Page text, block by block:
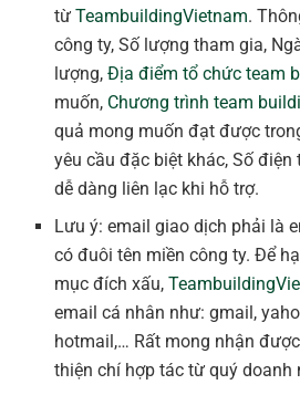
từTeambuildingVietnam.
công ty, Số lượng tham gia,
lượng,Địa điểm tổ chức team
muốn, Chương trình team
quả mong muốn đạt được
yêu cầu đặc biệt khác, Số
dễ dàng liên lạc khi hỗ trợ.
Lưu ý: email giao dịch phải là
có đuôi tên miền công ty. Để
mục đích xấu,
email cá nhân như: gmail,
hotmail,… Rất mong nhận
thiện chí hợp tác từ quý doanh